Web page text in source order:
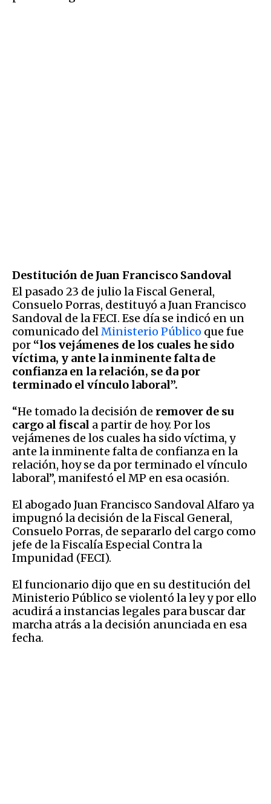
Destitución de Juan Francisco Sandoval
El pasado 23 de julio la Fiscal General,
Consuelo Porras, destituyó a Juan Francisco
Sandoval de la FECI. Ese día se indicó en un
comunicado delMinisterio Público que fue
por “los vejámenes de los cuales he sido
víctima, y ante la inminente falta de
confianza en la relación, se da por
terminado el vínculo laboral”.
“He tomado la decisión de remover de su
cargo al fiscal a partir de hoy. Por los
vejámenes de los cuales ha sido víctima, y
ante la inminente falta de confianza en la
relación, hoy se da por terminado el vínculo
laboral”, manifestó el MP en esa ocasión.
El abogado Juan Francisco Sandoval Alfaro ya
impugnó la decisión de la Fiscal General,
Consuelo Porras, de separarlo del cargo como
jefe de la Fiscalía Especial Contra la
Impunidad (FECI).
El funcionario dijo que en su destitución del
Ministerio Público se violentó la ley y por ello
acudirá a instancias legales para buscar dar
marcha atrás a la decisión anunciada en esa
fecha.